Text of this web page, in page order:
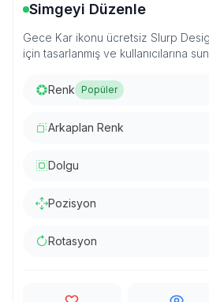
Simgeyi Düzenle
Gece Kar ikonu ücretsiz Slurp
için tasarlanmış ve kullanıcılarına
Renk Popüler
Arkaplan Renk
Dolgu
Pozisyon
Rotasyon